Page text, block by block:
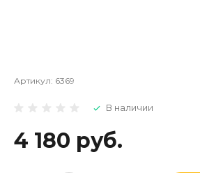
Артикул: 6369
В наличии
4 180 руб.